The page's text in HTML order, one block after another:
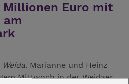
Millionen Euro mit
am
Marianne und Heinz
Mittwoch in der Weidaer